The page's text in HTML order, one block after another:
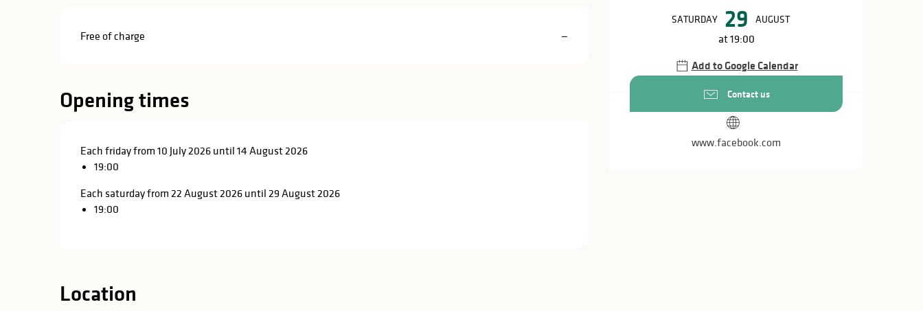
SATURDAY 29 AUGUST
at 19:00
Add to Google Calendar
Contact us
www.facebook.com
Free of charge —
Opening times
Each friday from 10 July 2026 until 14 August 2026
19:00
Each saturday from 22 August 2026 until 29 August 2026
19:00
Location